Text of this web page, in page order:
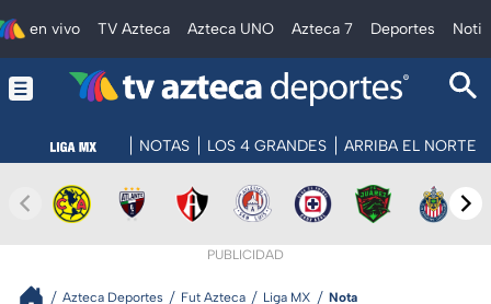
en vivo TV Azteca Azteca UNO Azteca 7 Deportes
NOTAS LOS 4 GRANDES ARRIBA EL NORTE
PUBLICIDAD
Azteca Deportes Fut Azteca Liga MX Nota